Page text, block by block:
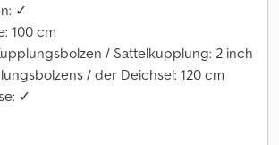
✓
100 cm
/ Sattelkupplung: 2 inch
/ der Deichsel: 120 cm
✓